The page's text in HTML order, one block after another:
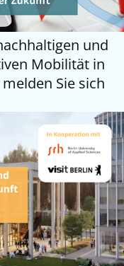
und
Mobilität in
Sie sich